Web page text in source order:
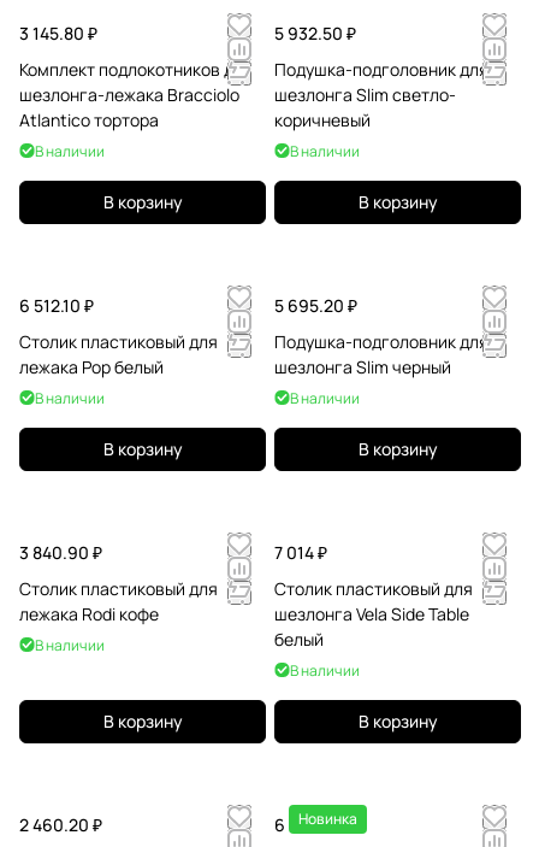
3 145.80 ₽
Комплект подлокотников для
шезлонга-лежака Bracciolo
Atlantico тортора
В наличии
В корзину
5 932.50 ₽
Подушка-подголовник для
шезлонга Slim светло-
коричневый
В наличии
В корзину
6 512.10 ₽
Столик пластиковый для
лежака Pop белый
В наличии
В корзину
5 695.20 ₽
Подушка-подголовник для
шезлонга Slim черный
В наличии
В корзину
3 840.90 ₽
Столик пластиковый для
лежака Rodi кофе
В наличии
В корзину
7 014 ₽
Столик пластиковый для
шезлонга Vela Side Table
белый
В наличии
В корзину
2 460.20 ₽
Новинка
6 451.20 ₽